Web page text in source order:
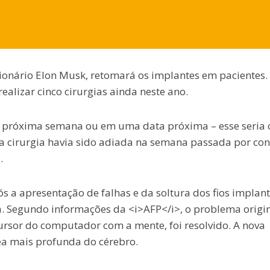
Elon Musk, retomará os implantes em pacientes.
cinco cirurgias ainda neste ano.
semana ou em uma data próxima – esse seria
cirurgia havia sido adiada na semana passada por
a apresentação de falhas e da soltura dos fios
informações da <i>AFP</i>, o problema
do computador com a mente, foi resolvido. A nova
mais profunda do cérebro.